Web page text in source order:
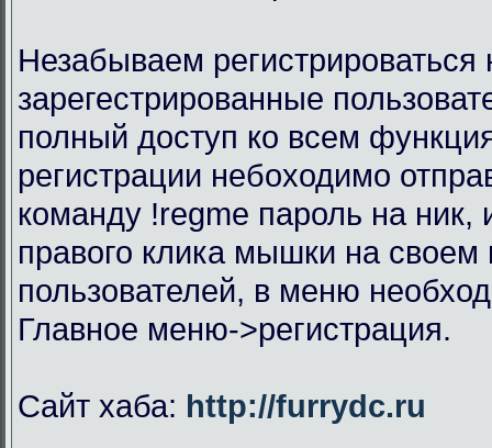
Незабываем регистрироваться
зарегестрированные
полный доступ ко всем
регистрации небоходимо
команду !regme пароль на
правого клика мышки на своем
пользователей, в меню
Главное меню->регистрация.
Сайт хаба: http://furrydc.ru